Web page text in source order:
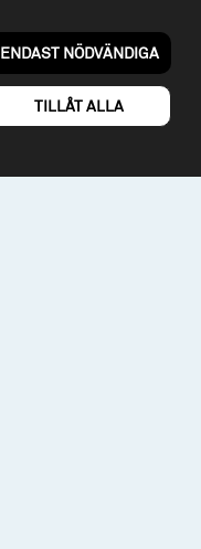
Till spiltan.se
© 2026 - Spiltan Fonder AB
By Sphinxly
ENDAST NÖDVÄNDIGA
TILLÅT ALLA